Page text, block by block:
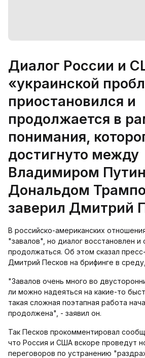
Диалог России и
«украинской
приостановился и
продолжается в
понимания,
достигнуто между
Владимиром
Дональдом
заверил Дмитрий
В российско-американских
"завалов", но диалог восстановлен и
продолжаться. Об этом сказал
Дмитрий Песков на брифинге в среду,
"Завалов очень много во
ли можно ‌‌‍‌‌‌‌‌‌‌‌‍‌‌‌‌‌‌‌‌‍‌‌‌‌‌‌‍‌‌‌‌‌надеяться на какие-то
такая сложная поэтапная работа
продолжена", - заявил он.
Так Песков прокомментировал
что Россия и США вскоре проведут
переговоров по устранению